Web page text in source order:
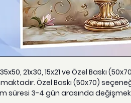
21x30, 15x21 ve Özel Baskı
Özel Baskı (50x70)
süresi 3-4 gün arasında